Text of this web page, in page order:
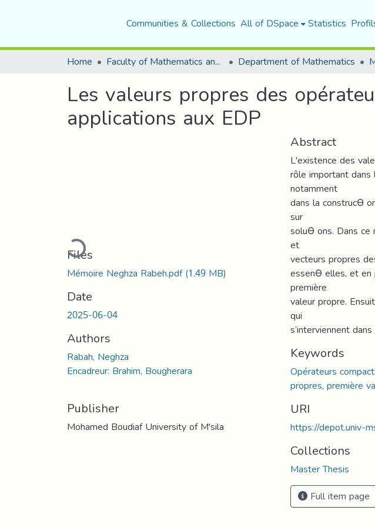
Communities & Collections All of DSpace Statistics
Home Faculty of Mathematics and Computer Science Department of Mathematics
Les valeurs propres des
applications aux EDP
Loading...
Files
Mémoire Neghza Rabeh.pdf(1.49 MB)
Date
2025-06-04
Authors
Rabah, Neghza
Encadreur: Brahim, Bougherara
Publisher
Mohamed Boudiaf University of M'sila
Abstract
L'existence des
rôle important
notamment
dans la construcƟ
sur
soluƟ ons. Dans
et
vecteurs propres
essenƟ elles, et en
première
valeur propre.
qui
s’interviennent
Keywords
Opérateurs
propres,première
URI
https://depot.univ-
Collections
Master Thesis
Full item page